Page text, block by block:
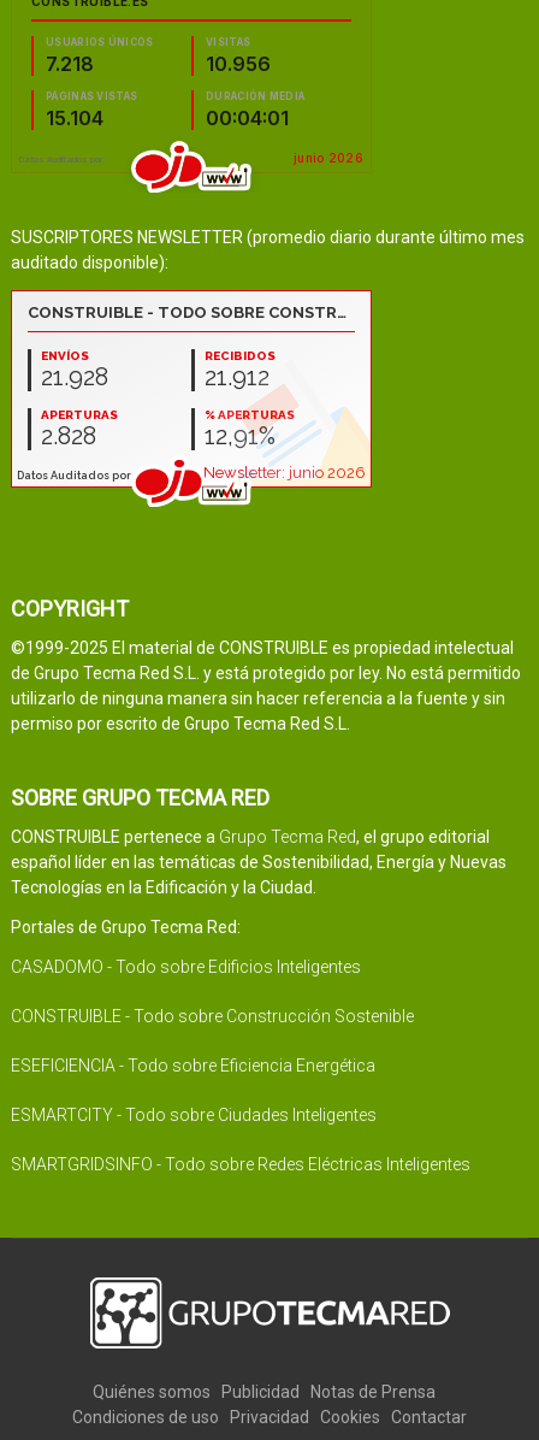
SUSCRIPTORES NEWSLETTER (promedio diario durante último mes
auditado disponible):
COPYRIGHT
©1999-2025 El material de CONSTRUIBLE es propiedad intelectual
de Grupo Tecma Red S.L. y está protegido por ley. No está permitido
utilizarlo de ninguna manera sin hacer referencia a la fuente y sin
permiso por escrito de Grupo Tecma Red S.L.
SOBRE GRUPO TECMA RED
CONSTRUIBLE pertenece a Grupo Tecma Red, el grupo editorial
español líder en las temáticas de Sostenibilidad, Energía y Nuevas
Tecnologías en la Edificación y la Ciudad.
Portales de Grupo Tecma Red:
CASADOMO - Todo sobre Edificios Inteligentes
CONSTRUIBLE - Todo sobre Construcción Sostenible
ESEFICIENCIA - Todo sobre Eficiencia Energética
ESMARTCITY - Todo sobre Ciudades Inteligentes
SMARTGRIDSINFO - Todo sobre Redes Eléctricas Inteligentes
Quiénes somos Publicidad
Notas de Prensa
Condiciones de uso
Privacidad Cookies Contactar